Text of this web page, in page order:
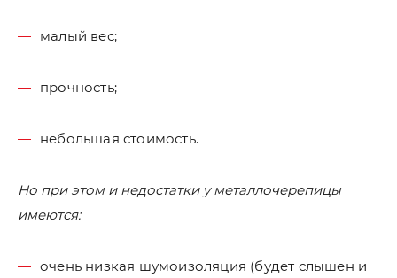
малый вес;
прочность;
небольшая стоимость.
Но при этом и недостатки у металлочерепицы
имеются:
очень низкая шумоизоляция (будет слышен и